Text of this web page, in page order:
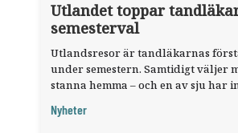
Utlandet toppar
semesterval
Utlandsresor är tandläkarnas
under semestern. Samtidigt väljer
stanna hemma – och en av sju har
fråga".
Nyheter